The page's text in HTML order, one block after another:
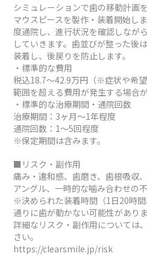
シミュレーションで歯の移動計画
マウスピースを製作・装着開始し
度通院し、進行状況を確認しなが
していきます。歯並びが整った後
装着し、後戻りを防止します。
・標準的な費用
税込18.7～42.9万円（※症状や希
範囲を超える費用が発生する場合が
・標準的な治療期間・通院回数
治療期間：3ヶ月～1年程度
通院回数：1～5回程度
※保定期間は含みます。
■リスク・副作用
痛み・違和感、歯磨き、歯根吸収
アングル、一時的な噛み合わせの
※決められた装着時間（1日20時
通りに歯が動かない可能性がありま
詳細なリスク・副作用については
さい。
https://clearsmile.jp/risk